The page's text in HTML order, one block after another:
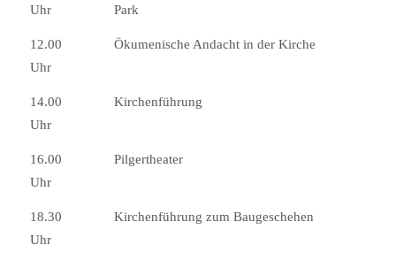
Uhr
Park
12.00
Uhr
Ökumenische Andacht in der Kirche
14.00
Uhr
Kirchenführung
16.00
Uhr
Pilgertheater
18.30
Uhr
Kirchenführung zum Baugeschehen